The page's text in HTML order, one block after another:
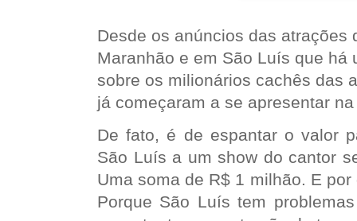
Desde os anúncios das atrações
Maranhão e em São Luís que há
sobre os milionários cachês das
já começaram a se apresentar
De fato, é de espantar o valor
São Luís a um show do cantor
Uma soma de R$ 1 milhão. E
Porque São Luís tem